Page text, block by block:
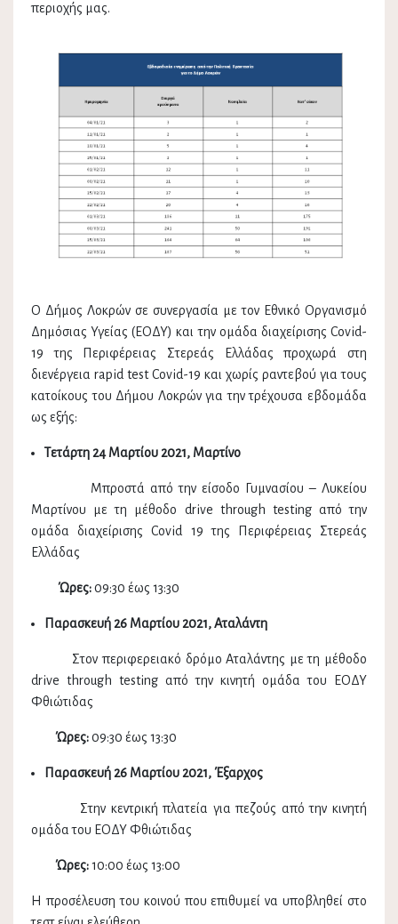
περιοχής μας.
Ο Δήμος Λοκρών σε συνεργασία με τον Εθνικό Οργανισμό
Δημόσιας Υγείας (ΕΟΔΥ) και την ομάδα διαχείρισης Covid-
19 της Περιφέρειας Στερεάς Ελλάδας προχωρά στη
διενέργεια rapid test Covid-19 και χωρίς ραντεβού για τους
κατοίκους του Δήμου Λοκρών για την τρέχουσα εβδομάδα
ως εξής:
Τετάρτη 24 Μαρτίου 2021, Μαρτίνο
Μπροστά από την είσοδο Γυμνασίου – Λυκείου
Μαρτίνου με τη μέθοδο drive through testing από την
ομάδα διαχείρισης Covid 19 της Περιφέρειας Στερεάς
Ελλάδας
Ώρες:09:30 έως 13:30
Παρασκευή 26 Μαρτίου 2021, Αταλάντη
Στον περιφερειακό δρόμο Αταλάντης με τη μέθοδο
drive through testing από την κινητή ομάδα του ΕΟΔΥ
Φθιώτιδας
Ώρες:09:30 έως 13:30
Παρασκευή 26 Μαρτίου 2021, Έξαρχος
Στην κεντρική πλατεία για πεζούς από την κινητή
ομάδα του ΕΟΔΥ Φθιώτιδας
Ώρες:10:00 έως 13:00
Η προσέλευση του κοινού που επιθυμεί να υποβληθεί στο